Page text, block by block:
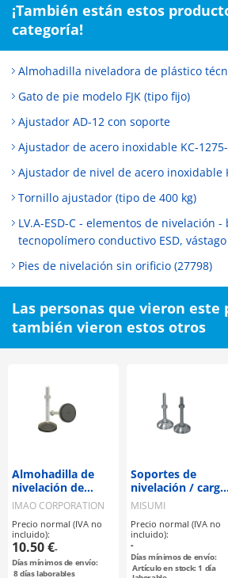
¡También están estos
categoría!
Almohadilla niveladora de plástico
Gato de pie modelo FJK (tipo fijo)
Ajustador AD-12 con soporte
Ajustador de acero inoxidable KC-
Ajustador de nivel de acero inoxidable
Tornillo ajustador (tipo de 400 kg)
LV.A-ESD-C - elementos de nivelación -
tecnopolímero conductivo ESD,
Pies de nivelación sin orificio (27798)
Las personas que vieron este
también vieron estos otros
Almohadilla de
nivelación de
plástico técnico
(LVA80, LVAR80)
IMAO CORPORATION
Precio normal (IVA no
incluido):
10.50 €-
Días mínimos de envío:
8días laborables
Soportes de
nivelación / carga
pesada
MISUMI
Precio normal (IVA no
incluido):
-
Días mínimos de envío:
Artículo en stock: 1 día